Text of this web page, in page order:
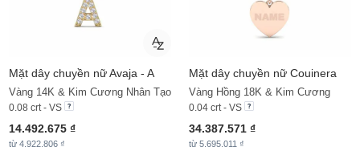
Mặt dây chuyền nữ Avaja - A
Vàng 14K & Kim Cương Nhân Tạo
0.08 crt - VS
14.492.675 ₫
từ 4.922.806 ₫
Mặt dây chuyền nữ Couinera
Vàng Hồng 18K & Kim Cương
0.04 crt - VS
34.387.571 ₫
từ 5.695.011 ₫